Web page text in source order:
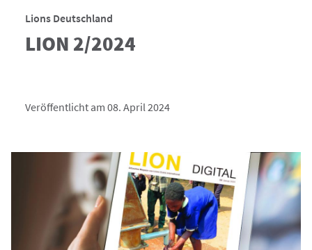
Lions Deutschland
LION 2/2024
Veröffentlicht am 08. April 2024